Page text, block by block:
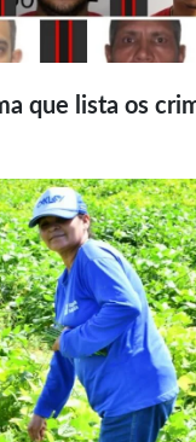
que lista os